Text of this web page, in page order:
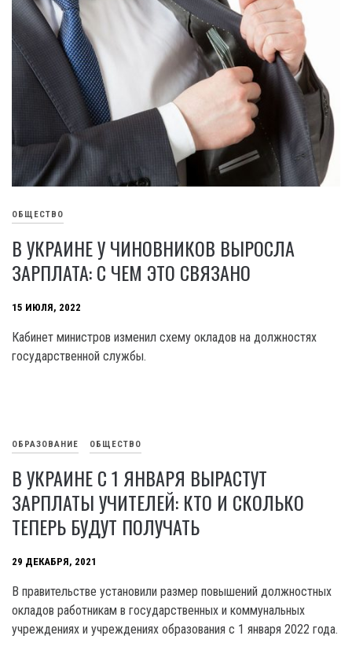
ОБЩЕСТВО
В УКРАИНЕ У ЧИНОВНИКОВ ВЫРОСЛА
ЗАРПЛАТА: С ЧЕМ ЭТО СВЯЗАНО
15 ИЮЛЯ, 2022
Кабинет министров изменил схему окладов на должностях
государственной службы.
ОБРАЗОВАНИЕ ОБЩЕСТВО
В УКРАИНЕ С 1 ЯНВАРЯ ВЫРАСТУТ
ЗАРПЛАТЫ УЧИТЕЛЕЙ: КТО И СКОЛЬКО
ТЕПЕРЬ БУДУТ ПОЛУЧАТЬ
29 ДЕКАБРЯ, 2021
В правительстве установили размер повышений должностных
окладов работникам в государственных и коммунальных
учреждениях и учреждениях образования с 1 января 2022 года.